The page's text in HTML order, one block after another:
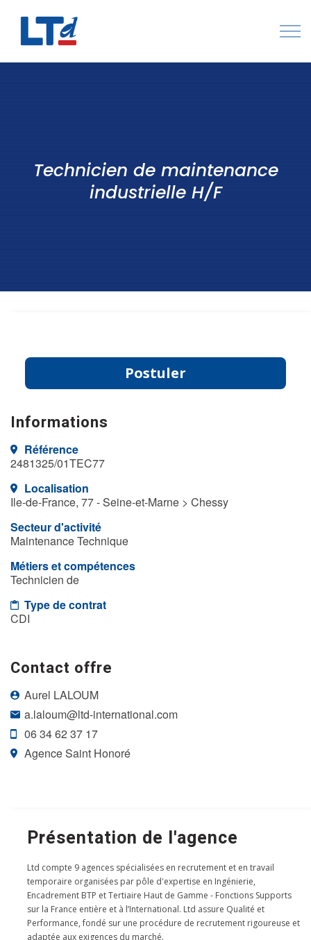
Contactez-nous
Technicien de maintenance
industrielle H/F
Postuler
Informations
Référence
2481325/01TEC77
Localisation
Ile-de-France, 77 - Seine-et-Marne > Chessy
Secteur d'activité
Maintenance Technique
Métiers et compétences
Technicien de
Type de contrat
CDI
Contact offre
Aurel LALOUM
a.laloum@ltd-international.com
06 34 62 37 17
Agence Saint Honoré
Présentation de l'agence
Ltd compte 9 agences spécialisées en recrutement et en travail
temporaire organisées par pôle d'expertise en Ingénierie,
Encadrement BTP et Tertiaire Haut de Gamme - Fonctions Supports
sur la France entière et à l’International. Ltd assure Qualité et
Performance, fondé sur une procédure de recrutement rigoureuse et
adaptée aux exigences du marché.